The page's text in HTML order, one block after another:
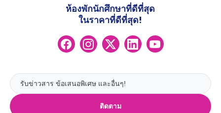
ติดตาม
ห้องพักนักศึกษาที่ดีที่สุด
ในราคาที่ดีที่สุด!